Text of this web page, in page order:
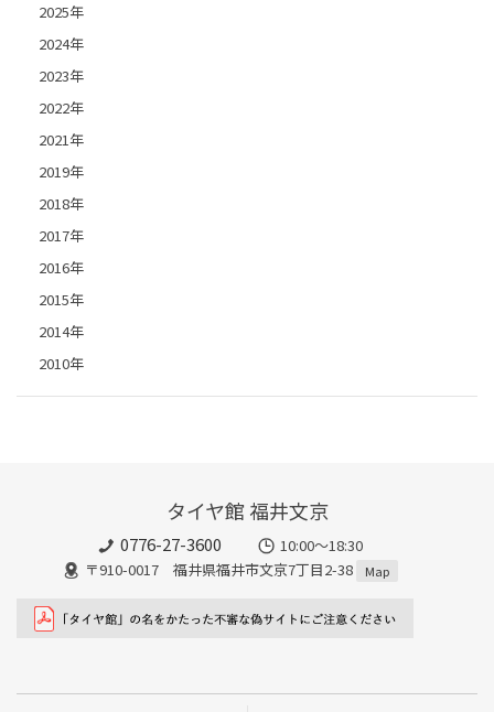
2025年
2024年
2023年
2022年
2021年
2019年
2018年
2017年
2016年
2015年
2014年
2010年
タイヤ館 福井文京
0776-27-3600
10:00～18:30
〒910-0017 福井県福井市文京7丁目2-38
Map